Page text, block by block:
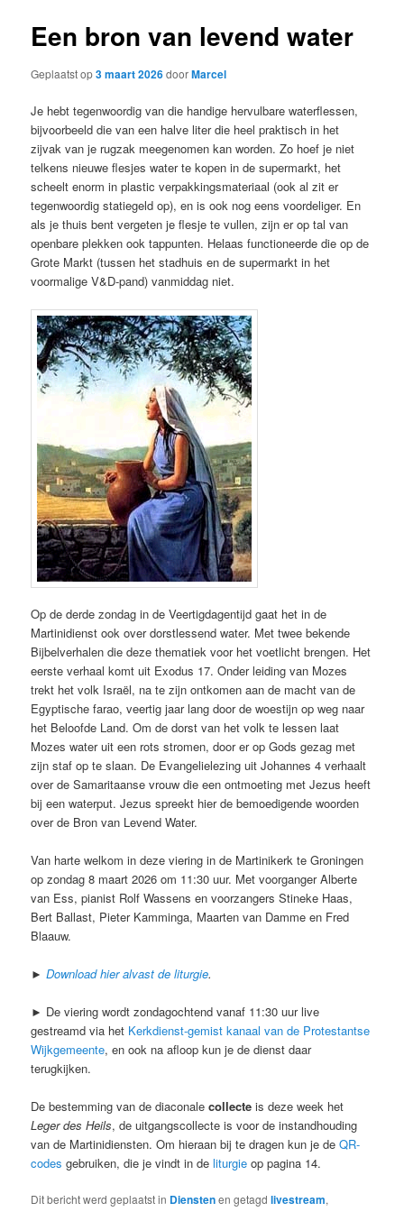
Een bron van levend water
Geplaatst op3 maart 2026doorMarcel
Je hebt tegenwoordig van die handige hervulbare waterflessen,
bijvoorbeeld die van een halve liter die heel praktisch in het
zijvak van je rugzak meegenomen kan worden. Zo hoef je niet
telkens nieuwe flesjes water te kopen in de supermarkt, het
scheelt enorm in plastic verpakkingsmateriaal (ook al zit er
tegenwoordig statiegeld op), en is ook nog eens voordeliger. En
als je thuis bent vergeten je flesje te vullen, zijn er op tal van
openbare plekken ook tappunten. Helaas functioneerde die op de
Grote Markt (tussen het stadhuis en de supermarkt in het
voormalige V&D-pand) vanmiddag niet.
Op de derde zondag in de Veertigdagentijd gaat het in de
Martinidienst ook over dorstlessend water. Met twee bekende
Bijbelverhalen die deze thematiek voor het voetlicht brengen. Het
eerste verhaal komt uit Exodus 17. Onder leiding van Mozes
trekt het volk Israël, na te zijn ontkomen aan de macht van de
Egyptische farao, veertig jaar lang door de woestijn op weg naar
het Beloofde Land. Om de dorst van het volk te lessen laat
Mozes water uit een rots stromen, door er op Gods gezag met
zijn staf op te slaan. De Evangelielezing uit Johannes 4 verhaalt
over de Samaritaanse vrouw die een ontmoeting met Jezus heeft
bij een waterput. Jezus spreekt hier de bemoedigende woorden
over de Bron van Levend Water.
Van harte welkom in deze viering in de Martinikerk te Groningen
op zondag 8 maart 2026 om 11:30 uur. Met voorganger Alberte
van Ess, pianist Rolf Wassens en voorzangers Stineke Haas,
Bert Ballast, Pieter Kamminga, Maarten van Damme en Fred
Blaauw.
►Download hier alvast de liturgie.
► De viering wordt zondagochtend vanaf 11:30 uur live
gestreamd via het Kerkdienst-gemist kanaal van de Protestantse
Wijkgemeente, en ook na afloop kun je de dienst daar
terugkijken.
De bestemming van de diaconalecollecte is deze week het
Leger des Heils, de uitgangscollecte is voor de instandhouding
van de Martinidiensten. Om hieraan bij te dragen kun je deQR-
codes gebruiken, die je vindt in deliturgie op pagina 14.
Dit bericht werd geplaatst in Dienstenen getagdlivestream,